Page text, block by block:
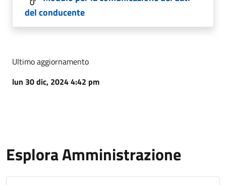
del conducente
Ultimo aggiornamento
lun 30 dic, 2024 4:42 pm
Esplora Amministrazione